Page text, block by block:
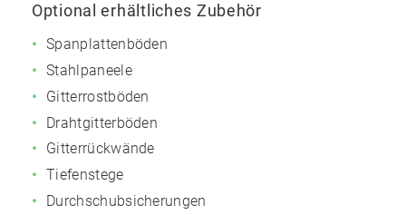
Optional erhältliches Zubehör
Spanplattenböden
Stahlpaneele
Gitterrostböden
Drahtgitterböden
Gitterrückwände
Tiefenstege
Durchschubsicherungen